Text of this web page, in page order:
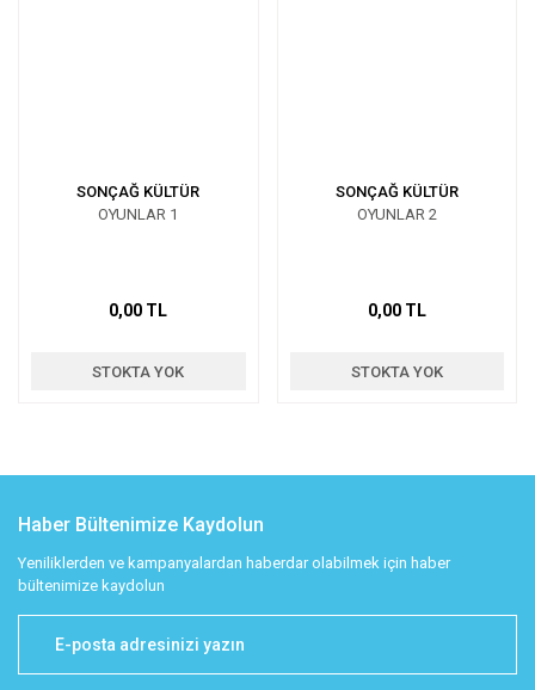
SONÇAĞ KÜLTÜR
OYUNLAR 1
0,00 TL
STOKTA YOK
SONÇAĞ KÜLTÜR
OYUNLAR 2
0,00 TL
STOKTA YOK
Haber Bültenimize Kaydolun
Yeniliklerden ve kampanyalardan haberdar olabilmek için haber
bültenimize kaydolun